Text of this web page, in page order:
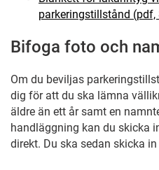
parkeringstillstånd (pdf,
Bifoga foto och
Om du beviljas
dig för att du ska lämna
äldre än ett år samt en
handläggning kan du skicka
direkt. Du ska sedan skicka